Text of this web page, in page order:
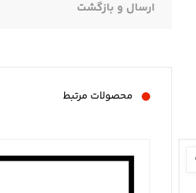
ارسال و بازگشت
محصولات مرتبط